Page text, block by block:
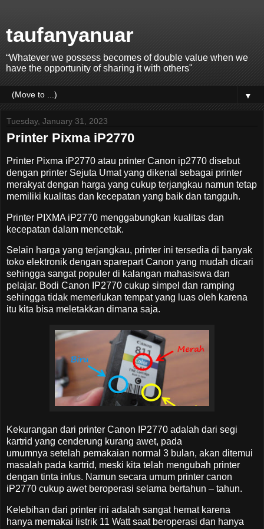
taufanyanuar
“Whatever we possess becomes of double value when we
have the opportunity of sharing it with others"
▼
Tuesday, January 31, 2023
Printer Pixma iP2770
Printer Pixma iP2770 atau printer Canon ip2770 disebut
dengan printer Sejuta Umat yang dikenal sebagai printer
merakyat dengan harga yang cukup terjangkau namun tetap
memiliki kualitas dan kecepatan yang baik dan tangguh.
Printer PIXMA iP2770 menggabungkan kualitas dan
kecepatan dalam mencetak.
Selain harga yang terjangkau, printer ini tersedia di banyak
toko elektronik dengan sparepart Canon yang mudah dicari
sehingga sangat populer di kalangan mahasiswa dan
pelajar. Bodi Canon IP2770 cukup simpel dan ramping
sehingga tidak memerlukan tempat yang luas oleh karena
itu kita bisa meletakkan dimana saja.
Kekurangan dari printer Canon IP2770 adalah dari segi
kartrid yang cenderung kurang awet, pada
umumnya setelah pemakaian normal 3 bulan, akan ditemui
masalah pada kartrid, meski kita telah mengubah printer
dengan tinta infus. Namun secara umum printer canon
iP2770 cukup awet beroperasi selama bertahun – tahun.
Kelebihan dari printer ini adalah sangat hemat karena
hanya memakai listrik 11 Watt saat beroperasi dan hanya